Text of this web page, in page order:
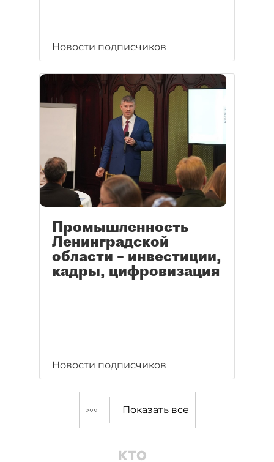
Новости подписчиков
Промышленность
Ленинградской
области – инвестиции,
кадры, цифровизация
Новости подписчиков
Показать все